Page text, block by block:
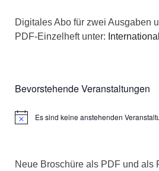
Digitales Abo für zwei Ausgaben
PDF-Einzelheft unter:
Bevorstehende Veranstaltungen
HinweisEs sind keine anstehenden
Neue Broschüre als PDF und als